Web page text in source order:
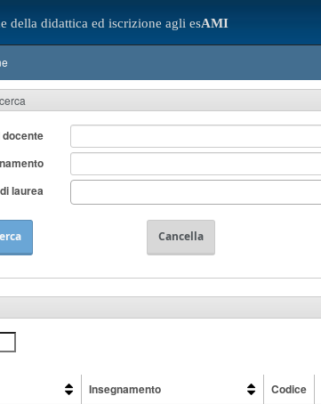
della didattica ed iscrizione agli esAMI
docente
laurea
Cancella
Insegnamento Codice